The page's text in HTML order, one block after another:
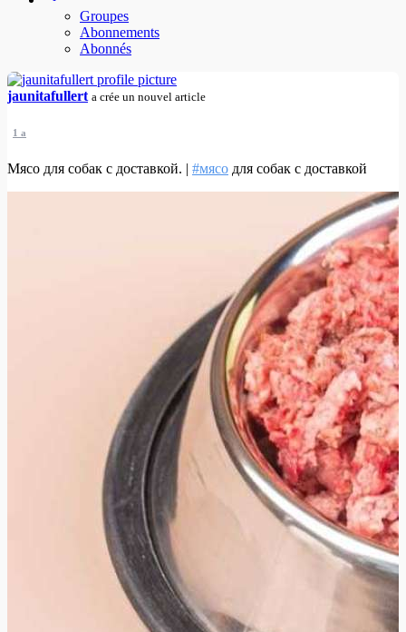
Groupes
Abonnements
Abonnés
jaunitafullert a crée un nouvel article
1 a
Мясо для собак с доставкой. | #мясо для собак с доставкой